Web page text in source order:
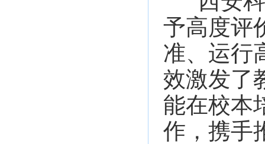
予高度评
准、运行
效激发了
能在校本
作，携手